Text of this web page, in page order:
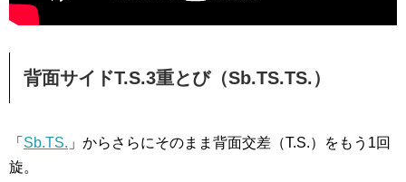
背面サイドT.S.3重とび（Sb.TS.TS.）
「 Sb.TS. 」からさらにそのまま背面交差（T.S.）をもう1回
旋。